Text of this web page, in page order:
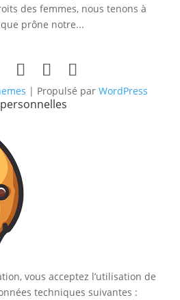
des femmes, nous tenons à
prône notre...
| Propulsé par WordPress
vous acceptez l’utilisation de
techniques suivantes :